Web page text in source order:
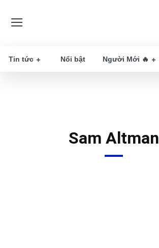
Tin tức Nổi bật Người Mới 🔥
Sam Altman